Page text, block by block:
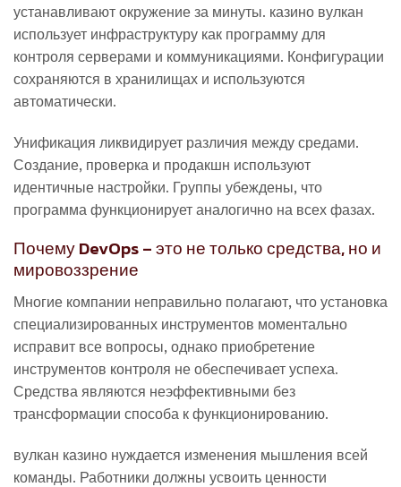
устанавливают окружение за минуты. казино вулкан
использует инфраструктуру как программу для
контроля серверами и коммуникациями. Конфигурации
сохраняются в хранилищах и используются
автоматически.
Унификация ликвидирует различия между средами.
Создание, проверка и продакшн используют
идентичные настройки. Группы убеждены, что
программа функционирует аналогично на всех фазах.
Почему DevOps – это не только средства, но и
мировоззрение
Многие компании неправильно полагают, что установка
специализированных инструментов моментально
исправит все вопросы, однако приобретение
инструментов контроля не обеспечивает успеха.
Средства являются неэффективными без
трансформации способа к функционированию.
вулкан казино нуждается изменения мышления всей
команды. Работники должны усвоить ценности